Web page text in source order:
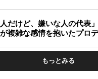
人だけど、嫌いな人の代表
複雑な感情を抱いたプロ
もっとみる